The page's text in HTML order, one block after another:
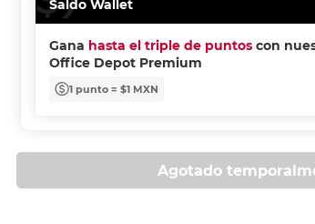
Saldo Wallet
Gana hasta el triple de puntos con
Office Depot Premium
1 punto = $1 MXN
Agotado